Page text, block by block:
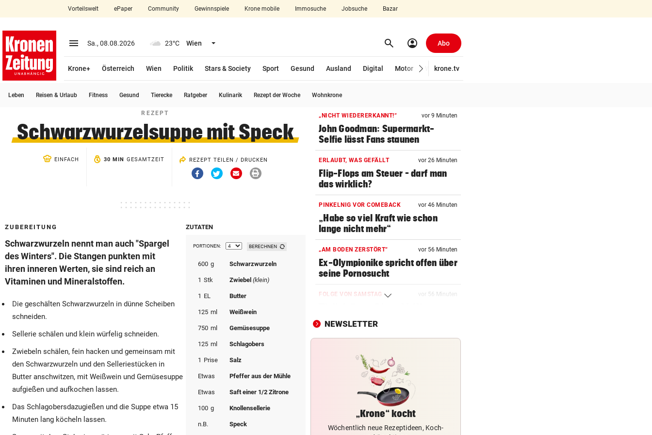
closeSchließen
account_circle Anmelden
arrow_right
bookmark Merkliste
Suchbegriff
© Krone Multimedia GmbH & Co KG 2026
Vorteilswelt ePaper Community Gewinnspiele Krone mobile Immosuche Jobsuche Bazar
menu Menü aufklappen
Sa., 08.08.2026 23°C Wien Menü aufklappen search Suchen
account_circle Abo
Krone+ Österreich Wien Politik Stars & Society Sport Gesund Ausland Digital Motor Wirtschaft
krone.tv
Leben Reisen & Urlaub Fitness Gesund Tierecke Ratgeber Kulinarik Rezept der Woche Wohnkrone
REZEPT
Schwarzwurzelsuppe mit Speck
EINFACH 30 MIN GESAMTZEIT
REZEPT TEILEN / DRUCKEN
Via
Facebook
teilen
Via
Twitter
teilen
Via
Email
teilen
Drucken
ZUBEREITUNG
Schwarzwurzeln nennt man auch "Spargel
des Winters". Die Stangen punkten mit
ihren inneren Werten, sie sind reich an
Vitaminen und Mineralstoffen.
Die geschälten Schwarzwurzeln in dünne Scheiben
schneiden.
Sellerie schälen und klein würfelig schneiden.
Zwiebeln schälen, fein hacken und gemeinsam mit
den Schwarzwurzeln und den Selleriestücken in
Butter anschwitzen, mit Weißwein und Gemüsesuppe
aufgießen und aufkochen lassen.
Das Schlagobersdazugießen und die Suppe etwa 15
Minuten lang köcheln lassen.
ZUTATEN
PORTIONEN: BERECHNEN
600 g Schwarzwurzeln
1 Stk Zwiebel(klein)
1 EL Butter
125 ml Weißwein
750 ml Gemüsesuppe
125 ml Schlagobers
1 Prise Salz
Etwas Pfeffer aus der Mühle
Etwas Saft einer 1/2 Zitrone
100 g Knollensellerie
n.B. Speck
„NICHT WIEDERERKANNT!“ vor 9 Minuten
John Goodman: Supermarkt-
Selfie lässt Fans staunen
ERLAUBT, WAS GEFÄLLT vor 26 Minuten
Flip-Flops am Steuer – darf man
das wirklich?
PINKELNIG VOR COMEBACK vor 46 Minuten
„Habe so viel Kraft wie schon
lange nicht mehr“
„AM BODEN ZERSTÖRT“ vor 56 Minuten
Ex-Olympionike spricht offen über
seine Pornosucht
FOLGE VON SAMSTAG vor 56 Minuten
schafft jeder!
ABSCHUSS-VERORDNUNG vor 57 Minuten
Nach Rissen: Wolf im Tiroler
Bezirk Imst entnommen
HOFFNUNG FÜR PATIENTEN
Diese Krebstherapien bieten neue
Heilungschancen
EIN KIND UNTER OPFERN 07:54
NEWSLETTER
„Krone“ kocht
Wöchentlich neue Rezeptideen, Koch-